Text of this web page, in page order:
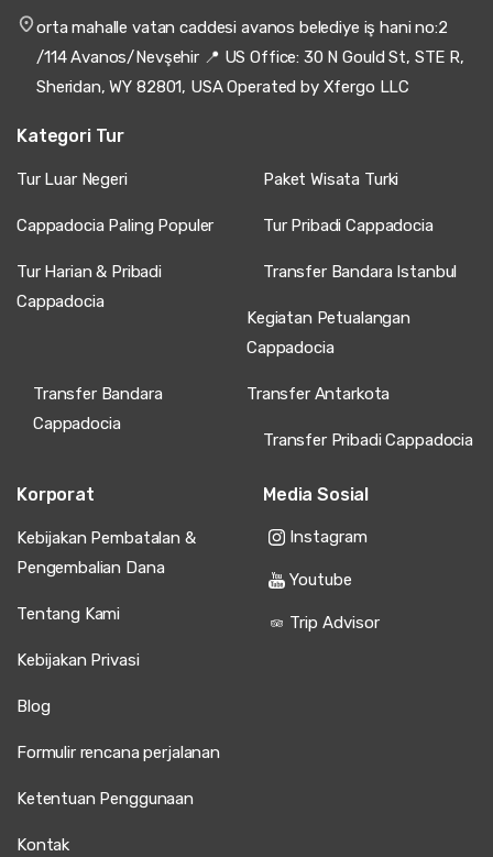
orta mahalle vatan caddesi avanos belediye iş hani no:2
/114 Avanos/Nevşehir 📍 US Office: 30 N Gould St, STE R,
Sheridan, WY 82801, USA Operated by Xfergo LLC
Kategori Tur
Tur Luar Negeri Paket Wisata Turki
Cappadocia Paling Populer Tur Pribadi Cappadocia
Tur Harian & Pribadi
Cappadocia
Transfer Bandara Istanbul
Kegiatan Petualangan
Cappadocia
Transfer Bandara
Cappadocia
Transfer Antarkota
Transfer Pribadi Cappadocia
Korporat
Kebijakan Pembatalan &
Pengembalian Dana
Tentang Kami
Kebijakan Privasi
Blog
Formulir rencana perjalanan
Ketentuan Penggunaan
Kontak
Media Sosial
Instagram
Youtube
Trip Advisor